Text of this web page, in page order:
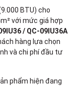
BTU) cho
với mức giá hợp
/ QC-09IU36A
hàng lựa chọn
và chi phí đầu tư
phẩm hiện đang